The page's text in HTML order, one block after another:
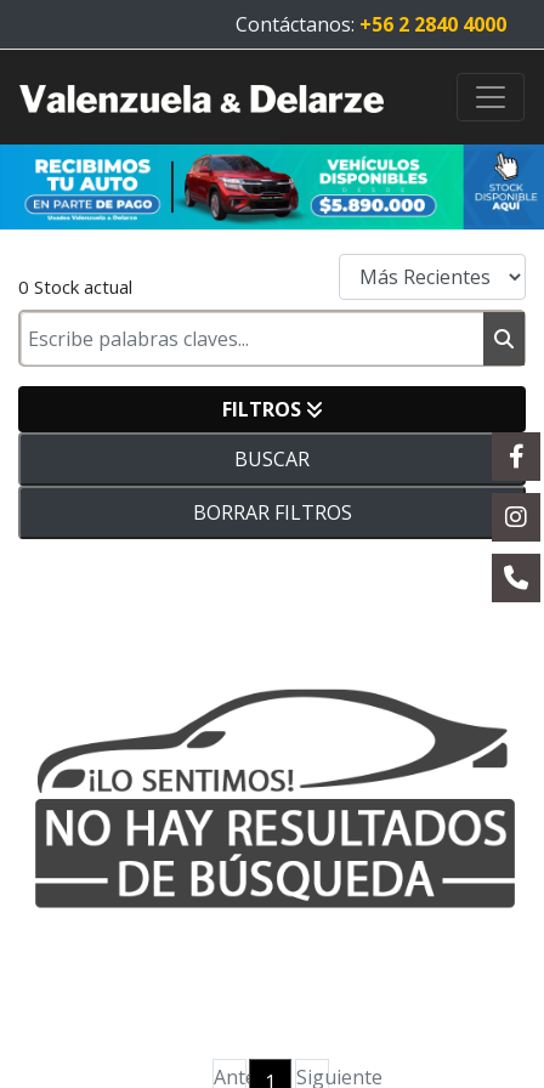
Contáctanos: +56 2 2840 4000
0 Stock actual
FILTROS
BUSCAR
BORRAR FILTROS
Anterior
1 Siguiente